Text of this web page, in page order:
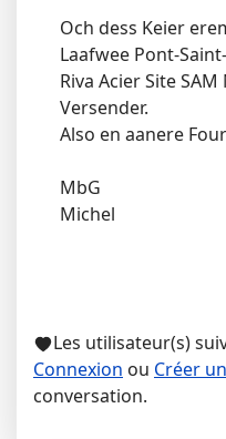
Och dess Keier
Laafwee Pont-
Riva Acier Site
Versender.
Also en aanere
MbG
Michel
Les utilisateur(s)
Connexion ou Créer
conversation.